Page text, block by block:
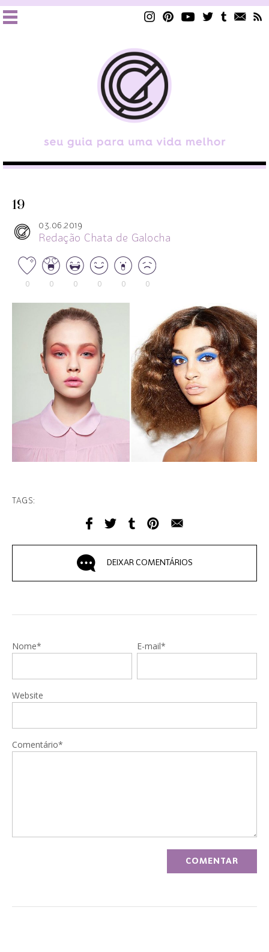
19
03.06.2019
Redação Chata de Galocha
0 0 0 0 0 0
TAGS:
DEIXAR COMENTÁRIOS
Nome* E-mail*
Website
Comentário*